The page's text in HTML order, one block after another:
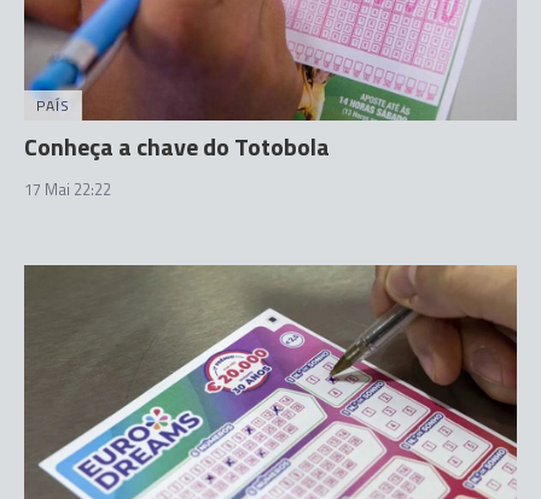
PAÍS
Conheça a chave do Totobola
17 Mai 22:22